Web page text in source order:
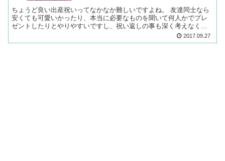
ちょうど良い出産祝いってなかなか難しいですよね。 友達同士なら
安くても可愛いかったり、本当に必要なものを聞いて何人かでプレ
ゼントしたりとやりやすいですし、祝い返しの事も深く考えなくて
も良いでしょう。 今回は、辞めて一年以上経つ元職場の先輩が...
2017.09.27